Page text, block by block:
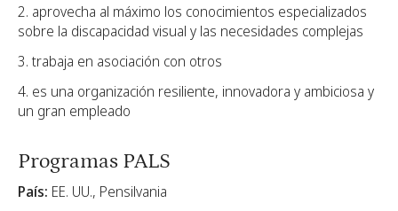
2. aprovecha al máximo los conocimientos especializados
sobre la discapacidad visual y las necesidades complejas
3. trabaja en asociación con otros
4. es una organización resiliente, innovadora y ambiciosa y
un gran empleado
Programas PALS
País: EE. UU., Pensilvania